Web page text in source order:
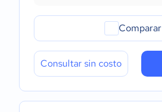
Comparar
Consultar sin costo